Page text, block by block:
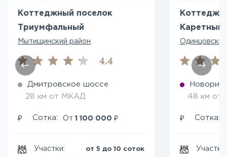
Коттеджный поселок
Триумфальный
Мытищинский район
4.4
Дмитровское шоссе
28 км от МКАД
₽ Сотка: От 1 100 000 ₽
Участки: от 5 до 10 соток
Каретный
48 км от
₽ Сотка:
Участки: